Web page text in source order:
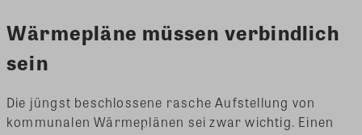
Wärmepläne müssen verbindlich
sein
Die jüngst beschlossene rasche Aufstellung von
kommunalen Wärmeplänen sei zwar wichtig. Einen